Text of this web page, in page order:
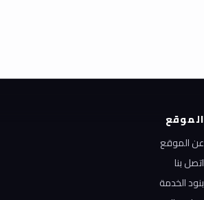
الموقع
عن الموقع
اتصل بنا
بنود الخدمة